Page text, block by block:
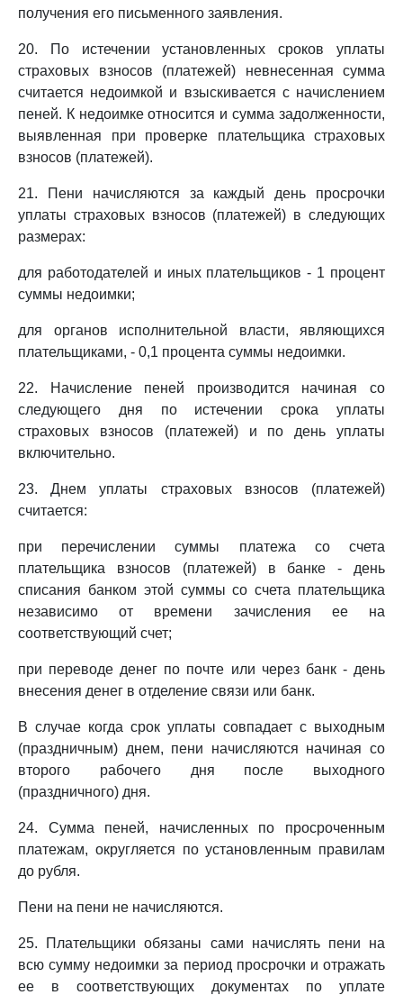
получения его письменного заявления.
20. По истечении установленных сроков уплаты
страховых взносов (платежей) невнесенная сумма
считается недоимкой и взыскивается с начислением
пеней. К недоимке относится и сумма задолженности,
выявленная при проверке плательщика страховых
взносов (платежей).
21. Пени начисляются за каждый день просрочки
уплаты страховых взносов (платежей) в следующих
размерах:
для работодателей и иных плательщиков - 1 процент
суммы недоимки;
для органов исполнительной власти, являющихся
плательщиками, - 0,1 процента суммы недоимки.
22. Начисление пеней производится начиная со
следующего дня по истечении срока уплаты
страховых взносов (платежей) и по день уплаты
включительно.
23. Днем уплаты страховых взносов (платежей)
считается:
при перечислении суммы платежа со счета
плательщика взносов (платежей) в банке - день
списания банком этой суммы со счета плательщика
независимо от времени зачисления ее на
соответствующий счет;
при переводе денег по почте или через банк - день
внесения денег в отделение связи или банк.
В случае когда срок уплаты совпадает с выходным
(праздничным) днем, пени начисляются начиная со
второго рабочего дня после выходного
(праздничного) дня.
24. Сумма пеней, начисленных по просроченным
платежам, округляется по установленным правилам
до рубля.
Пени на пени не начисляются.
25. Плательщики обязаны сами начислять пени на
всю сумму недоимки за период просрочки и отражать
ее в соответствующих документах по уплате